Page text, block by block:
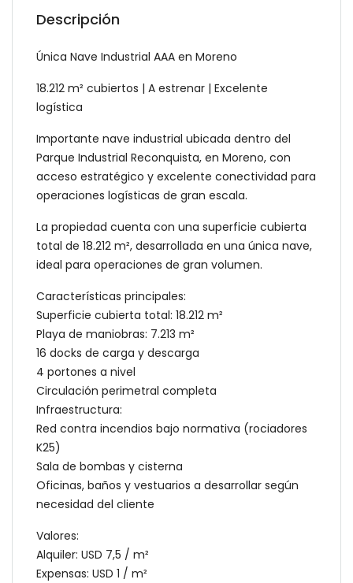
Descripción
Única Nave Industrial AAA en Moreno
18.212 m² cubiertos | A estrenar | Excelente
logística
Importante nave industrial ubicada dentro del
Parque Industrial Reconquista, en Moreno, con
acceso estratégico y excelente conectividad para
operaciones logísticas de gran escala.
La propiedad cuenta con una superficie cubierta
total de 18.212 m², desarrollada en una única nave,
ideal para operaciones de gran volumen.
Características principales:
Superficie cubierta total: 18.212 m²
Playa de maniobras: 7.213 m²
16 docks de carga y descarga
4 portones a nivel
Circulación perimetral completa
Infraestructura:
Red contra incendios bajo normativa (rociadores
K25)
Sala de bombas y cisterna
Oficinas, baños y vestuarios a desarrollar según
necesidad del cliente
Valores:
Alquiler: USD 7,5 / m²
Expensas: USD 1 / m²